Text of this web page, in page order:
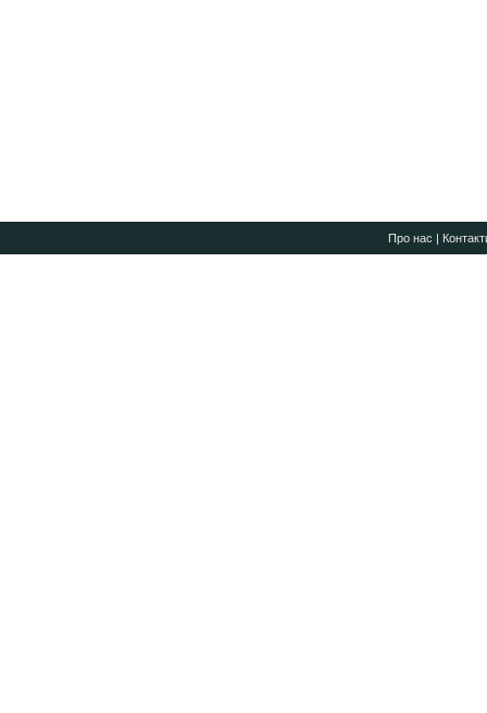
Про нас |